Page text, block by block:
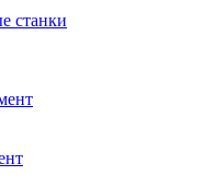
станки